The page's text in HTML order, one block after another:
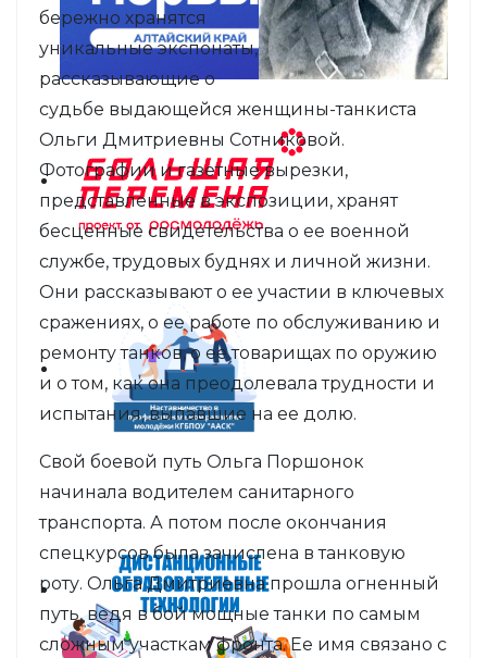
бережно хранятся
уникальные экспонаты,
рассказывающие о
судьбе выдающейся женщины-танкиста
Ольги Дмитриевны Сотниковой.
Фотографии и газетные вырезки,
представленные в экспозиции, хранят
бесценные свидетельства о ее военной
службе, трудовых буднях и личной жизни.
Они рассказывают о ее участии в ключевых
сражениях, о ее работе по обслуживанию и
ремонту танков, о ее товарищах по оружию
и о том, как она преодолевала трудности и
испытания, выпавшие на ее долю.
Свой боевой путь Ольга Поршонок
начинала водителем санитарного
транспорта. А потом после окончания
спецкурсов была зачислена в танковую
роту. Ольга Дмитриевна прошла огненный
путь, ведя в бой мощные танки по самым
сложным участкам фронта. Ее имя связано с